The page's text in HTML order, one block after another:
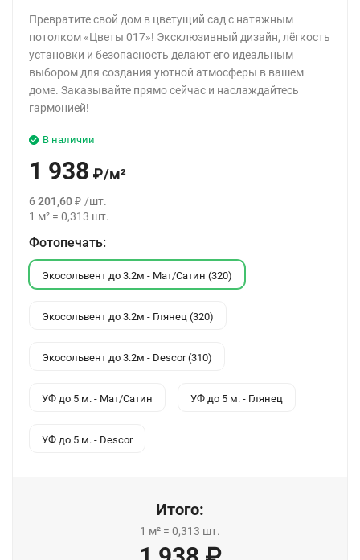
Превратите свой дом в цветущий сад с натяжным
потолком «Цветы 017»! Эксклюзивный дизайн, лёгкость
установки и безопасность делают его идеальным
выбором для создания уютной атмосферы в вашем
доме. Заказывайте прямо сейчас и наслаждайтесь
гармонией!
В наличии
1 938 ₽/м²
6 201,60₽ /шт.
1 м² = 0,313 шт.
Фотопечать:
Экосольвент до 3.2м - Мат/Сатин (320)
Экосольвент до 3.2м - Глянец (320)
Экосольвент до 3.2м - Descor (310)
УФ до 5 м. - Мат/Сатин УФ до 5 м. - Глянец
УФ до 5 м. - Descor
Итого:
1 м² = 0,313 шт.